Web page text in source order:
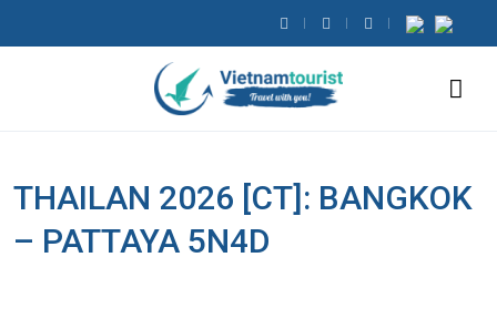
THAILAN 2026 [CT]: BANGKOK
– PATTAYA 5N4D